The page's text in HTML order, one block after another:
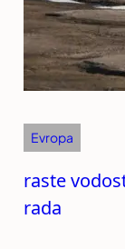
Evropa
raste
rada